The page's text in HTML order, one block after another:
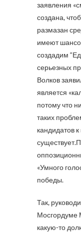
заявления
создана,
размазан
имеют
создадим
серьезных
Волков
является
потому что
таких
кандидатов
«Умного
победы.
Так,
Мосгордуме
какую-то